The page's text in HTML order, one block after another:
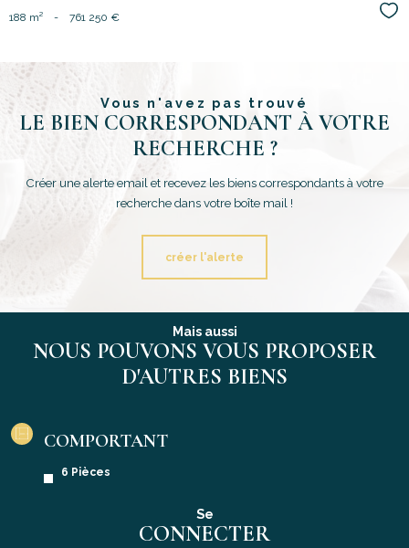
188 m² - 761 250 €
Vous n'avez pas trouvé
LE BIEN CORRESPONDANT À VOTRE
RECHERCHE ?
Créer une alerte email et recevez les biens correspondants à votre
recherche dans votre boîte mail !
créer l'alerte
Mais aussi
NOUS POUVONS VOUS PROPOSER
D'AUTRES BIENS
COMPORTANT
6 Pièces
Se
CONNECTER